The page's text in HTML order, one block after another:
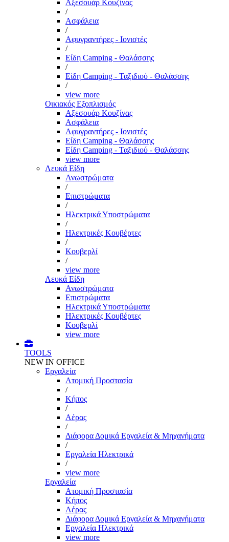
Αξεσουάρ Κουζίνας
/
Ασφάλεια
/
Αφυγραντήρες - Ιονιστές
/
Είδη Camping - Θαλάσσης
/
Είδη Camping - Ταξιδιού - Θαλάσσης
/
view more
Οικιακός Εξοπλισμός
Αξεσουάρ Κουζίνας
Ασφάλεια
Αφυγραντήρες - Ιονιστές
Είδη Camping - Θαλάσσης
Είδη Camping - Ταξιδιού - Θαλάσσης
view more
Λευκά Είδη
Ανωστρώματα
/
Επιστρώματα
/
Ηλεκτρικά Υποστρώματα
/
Ηλεκτρικές Κουβέρτες
/
Κουβερλί
/
view more
Λευκά Είδη
Ανωστρώματα
Επιστρώματα
Ηλεκτρικά Υποστρώματα
Ηλεκτρικές Κουβέρτες
Κουβερλί
view more
TOOLS
NEW IN OFFICE
Εργαλεία
Aτομική Προστασία
/
Kήπος
/
Αέρας
/
Διάφορα Δομικά Εργαλεία & Μηχανήματα
/
Εργαλεία Ηλεκτρικά
/
view more
Εργαλεία
Aτομική Προστασία
Kήπος
Αέρας
Διάφορα Δομικά Εργαλεία & Μηχανήματα
Εργαλεία Ηλεκτρικά
view more